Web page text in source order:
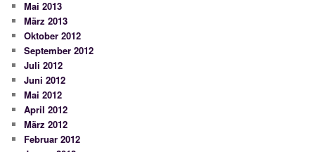
Mai 2013
März 2013
Oktober 2012
September 2012
Juli 2012
Juni 2012
Mai 2012
April 2012
März 2012
Februar 2012